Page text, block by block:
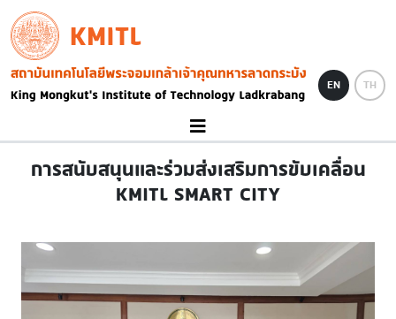
Skip to main content
KMITL
Image
EN TH
การสนับสนุนและร่วมส่งเสริมการขับเคลื่อน
KMITL SMART CITY